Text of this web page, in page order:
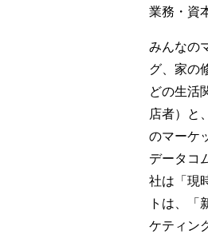
業務・資
みんなの
グ、家の
どの生活
店者）と
のマーケ
データコ
社は「現
トは、「
ケティン